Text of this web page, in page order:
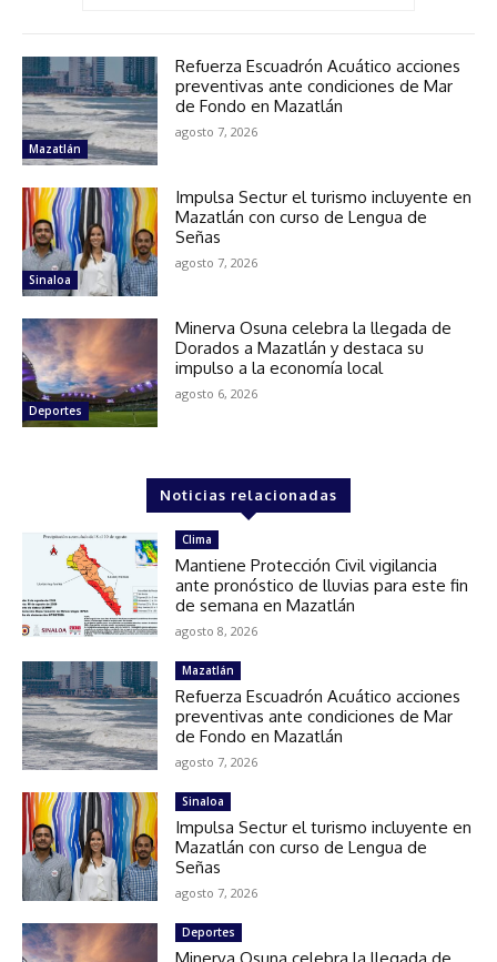
Mazatlán
Refuerza Escuadrón Acuático acciones
preventivas ante condiciones de Mar
de Fondo en Mazatlán
agosto 7, 2026
Sinaloa
Impulsa Sectur el turismo incluyente en
Mazatlán con curso de Lengua de
Señas
agosto 7, 2026
Deportes
Minerva Osuna celebra la llegada de
Dorados a Mazatlán y destaca su
impulso a la economía local
agosto 6, 2026
Noticias relacionadas
Clima
Mantiene Protección Civil vigilancia
ante pronóstico de lluvias para este fin
de semana en Mazatlán
agosto 8, 2026
Mazatlán
Refuerza Escuadrón Acuático acciones
preventivas ante condiciones de Mar
de Fondo en Mazatlán
agosto 7, 2026
Sinaloa
Impulsa Sectur el turismo incluyente en
Mazatlán con curso de Lengua de
Señas
agosto 7, 2026
Deportes
Minerva Osuna celebra la llegada de